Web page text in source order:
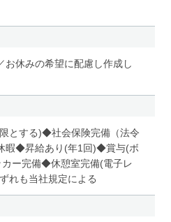
お休みの希望に配慮し作成し
とする)◆社会保険完備（法令
暇◆昇給あり(年1回)◆賞与(ボ
ー完備◆休憩室完備(電子レ
れも当社規定による